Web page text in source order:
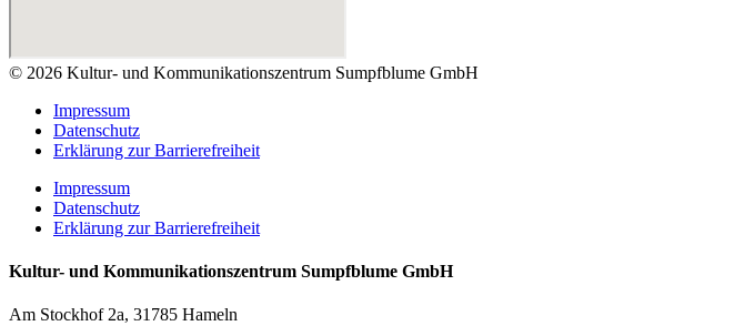
© 2026 Kultur- und Kommunikationszentrum Sumpfblume GmbH
Impressum
Datenschutz
Erklärung zur Barrierefreiheit
Impressum
Datenschutz
Erklärung zur Barrierefreiheit
Kultur- und Kommunikationszentrum Sumpfblume GmbH
Am Stockhof 2a, 31785 Hameln